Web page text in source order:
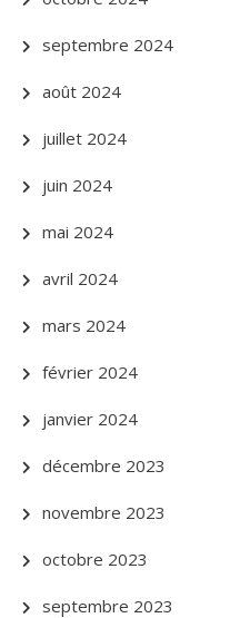
septembre 2024
août 2024
juillet 2024
juin 2024
mai 2024
avril 2024
mars 2024
février 2024
janvier 2024
décembre 2023
novembre 2023
octobre 2023
septembre 2023